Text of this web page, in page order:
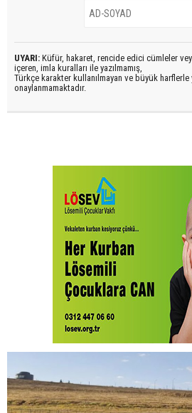
UYARI: Küfür, hakaret, rencide edici cümleler
içeren, imla kuralları ile yazılmamış,
Türkçe karakter kullanılmayan ve büyük harflerle
onaylanmamaktadır.